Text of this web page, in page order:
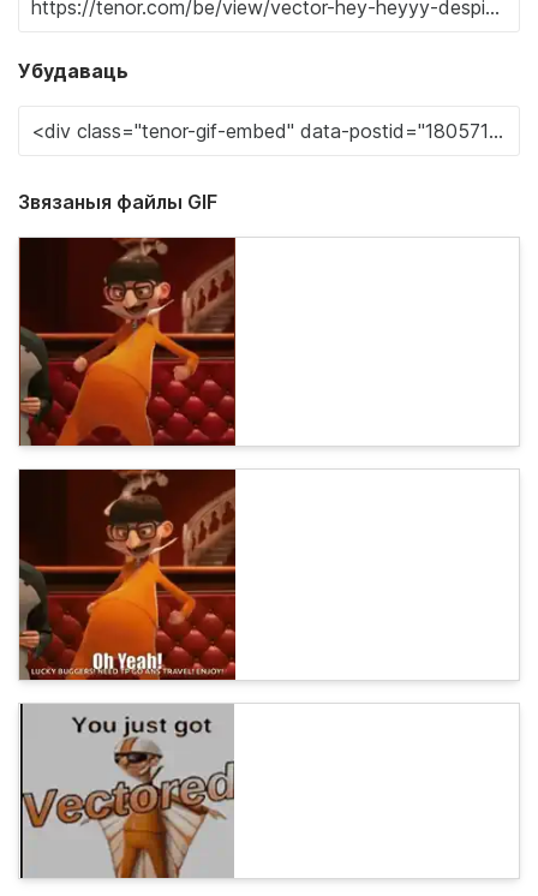
Убудаваць
Звязаныя файлы GIF